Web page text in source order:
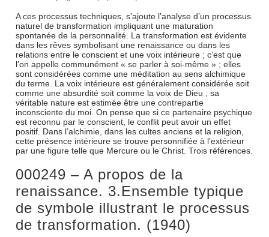
A ces processus techniques, s’ajoute l’analyse d’un processus
naturel de transformation impliquant une maturation
spontanée de la personnalité. La transformation est évidente
dans les rêves symbolisant une renaissance ou dans les
relations entre le conscient et une voix intérieure ; c’est que
l’on appelle communément « se parler à soi-même » ; elles
sont considérées comme une méditation au sens alchimique
du terme. La voix intérieure est généralement considérée soit
comme une absurdité soit comme la voix de Dieu ; sa
véritable nature est estimée être une contrepartie
inconsciente du moi. On pense que si ce partenaire psychique
est reconnu par le conscient, le conflit peut avoir un effet
positif. Dans l’alchimie, dans les cultes anciens et la religion,
cette présence intérieure se trouve personnifiée à l’extérieur
par une figure telle que Mercure ou le Christ. Trois références.
000249 – A propos de la
renaissance. 3.Ensemble typique
de symbole illustrant le processus
de transformation. (1940)